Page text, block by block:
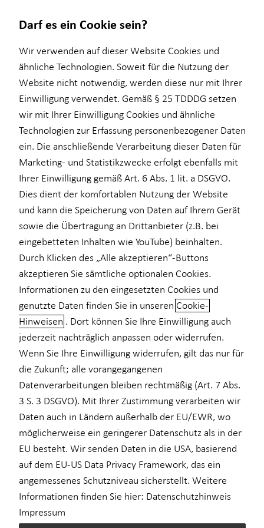
Über mich
Über HORBACH
Kundenportal
Ganzheitliche Beratung
Altersvorsorge
Betriebliche Altersvorsorge
Kapitalanlage Immobilien
für Lehrkräfte
für Medizinberufe
für Unternehmen
Private Krankenvorsorge
Einkommenssicherung
Kindervorsorge
Sach- und Vermögenssicherung
Expat
Überblick
Inflationsbegegnung
Videoberatung nutzen!
Ihre endlose Suche hat ein Ende! Im Finanzcheck per
Videoberatung erhalten Sie von mir Antworten auf Ihre
persönlichen Finanzfragen. Gemeinsam stellen wir Ihren
eigenen, persönlichen Finanzplan auf oder checken Ihre
Versicherungs- und Finanzverträge, um monatlich zu sparen oder
mehr Leistung zu bekommen! Ich berate Sie gern persönlich,
Ihre Vorteile bei der Videoberatung
Darf es ein Cookie sein?
Wir verwenden auf dieser Website Cookies und
ähnliche Technologien. Soweit für die Nutzung der
Website nicht notwendig, werden diese nur mit Ihrer
Einwilligung verwendet. Gemäß § 25 TDDDG setzen
wir mit Ihrer Einwilligung Cookies und ähnliche
Technologien zur Erfassung personenbezogener Daten
ein. Die anschließende Verarbeitung dieser Daten für
Marketing- und Statistikzwecke erfolgt ebenfalls mit
Ihrer Einwilligung gemäß Art. 6 Abs. 1 lit. a DSGVO.
Dies dient der komfortablen Nutzung der Website
und kann die Speicherung von Daten auf Ihrem Gerät
sowie die Übertragung an Drittanbieter (z.B. bei
eingebetteten Inhalten wie YouTube) beinhalten.
Durch Klicken des „Alle akzeptieren“-Buttons
akzeptieren Sie sämtliche optionalen Cookies.
Informationen zu den eingesetzten Cookies und
genutzte Daten finden Sie in unseren Cookie-
Hinweisen . Dort können Sie Ihre Einwilligung auch
jederzeit nachträglich anpassen oder widerrufen.
Wenn Sie Ihre Einwilligung widerrufen, gilt das nur für
die Zukunft; alle vorangegangenen
Datenverarbeitungen bleiben rechtmäßig (Art. 7 Abs.
3 S. 3 DSGVO). Mit Ihrer Zustimmung verarbeiten wir
Daten auch in Ländern außerhalb der EU/EWR, wo
möglicherweise ein geringerer Datenschutz als in der
EU besteht. Wir senden Daten in die USA, basierend
auf dem EU-US Data Privacy Framework, das ein
angemessenes Schutzniveau sicherstellt. Weitere
Informationen finden Sie hier: Datenschutzhinweis
Impressum